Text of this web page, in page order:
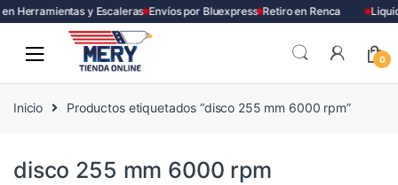
Herramientas y Escaleras Envíos por Bluexpress Retiro en Renca
0
Inicio Productos etiquetados “disco 255 mm 6000 rpm”
disco 255 mm 6000 rpm